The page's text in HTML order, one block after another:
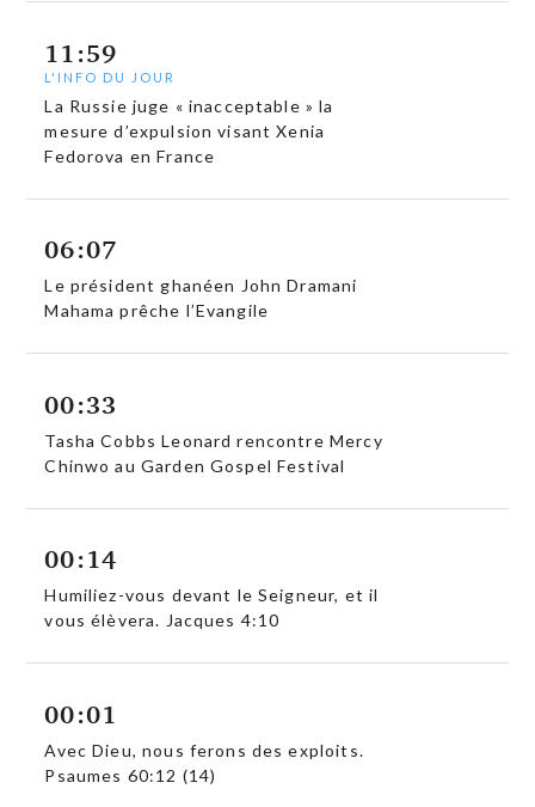
11:59
L'INFO DU JOUR
La Russie juge « inacceptable » la
mesure d’expulsion visant Xenia
Fedorova en France
06:07
Le président ghanéen John Dramani
Mahama prêche l’Evangile
00:33
Tasha Cobbs Leonard rencontre Mercy
Chinwo au Garden Gospel Festival
00:14
Humiliez-vous devant le Seigneur, et il
vous élèvera. Jacques 4:10
00:01
Avec Dieu, nous ferons des exploits.
Psaumes 60:12 (14)